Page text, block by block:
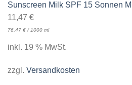
Sunscreen Milk SPF 15 Sonnen
11,47 €
76,47 €/1000 ml
inkl. 19 % MwSt.
zzgl. Versandkosten